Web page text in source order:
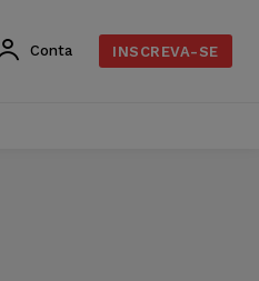
Conta INSCREVA-SE